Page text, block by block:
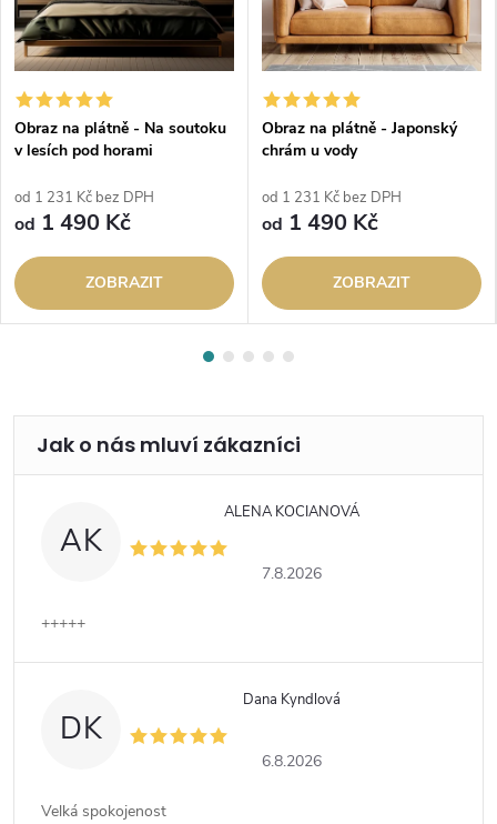
Obraz na plátně - Na soutoku
v lesích pod horami
od 1 231 Kč bez DPH
od 1 490 Kč
ZOBRAZIT
Obraz na plátně - Japonský
chrám u vody
od 1 231 Kč bez DPH
od 1 490 Kč
ZOBRAZIT
AK
ALENA KOCIANOVÁ
7.8.2026
+++++
DK
Dana Kyndlová
6.8.2026
Velká spokojenost